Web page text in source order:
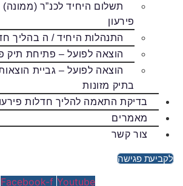
תשלום היחיד לכנ”ר
פירעון
התנהלות היחיד / ה בהליך
הוצאה לפועל – פתיחת תיק
הוצאה לפועל – גביית
בתיק מזונות
בדיקת התאמה להליך חדלות
מאמרים
צור קשר
לקביעת פגישה
Facebook-f Youtube